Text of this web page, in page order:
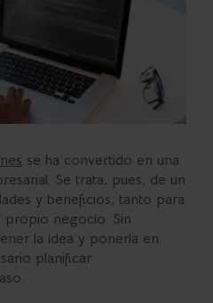
se ha convertido en una
Se trata, pues, de un
y beneficios, tanto para
propio negocio. Sin
la idea y ponerla en
planificar